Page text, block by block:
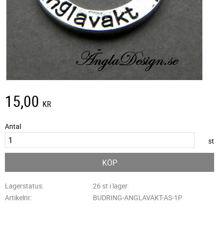
15,00 KR
Antal
st
KÖP
Lagerstatus
26 st i lager
Artikelnr
BUDRING-ANGLAVAKT-AS-1P